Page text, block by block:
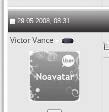
29.05.2008, 08:31
Victor Vance